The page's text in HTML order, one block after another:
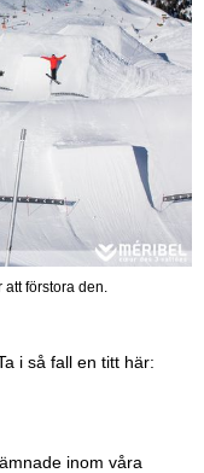
att förstora den.
i så fall en titt här:
inom våra